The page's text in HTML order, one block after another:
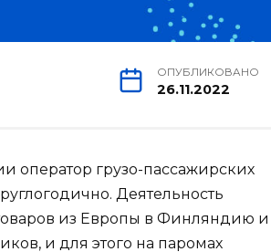
ОПУБЛИКОВАНО
26.11.2022
оператор грузо-пассажирских
Деятельность
из Европы в Финляндию и
и для этого на паромах